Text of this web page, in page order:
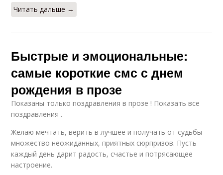
Читать дальше →
Быстрые и эмоциональные:
самые короткие смс с днем
рождения в прозе
Показаны только поздравления в прозе ! Показать все
поздравления .
Желаю мечтать, верить в лучшее и получать от судьбы
множество неожиданных, приятных сюрпризов. Пусть
каждый день дарит радость, счастье и потрясающее
настроение.